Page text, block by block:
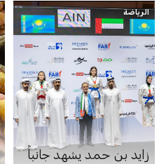
الرياضة
زايد بن حمد يشهد جانباً